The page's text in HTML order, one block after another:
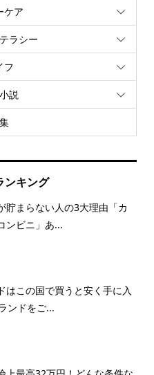
ケア
ラシー
フ
説
ンキング
貯まらない人の3大理由「カ
ンビニ」あ...
はこの国で買うと安く手に入
ンドをご...